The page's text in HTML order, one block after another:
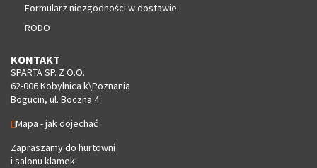
Formularz niezgodności w dostawie
RODO
KONTAKT
SPARTA SP. Z O.O.
62-006 Kobylnica k\Poznania
Bogucin, ul. Boczna 4
Mapa - jak dojechać
Zapraszamy do hurtowni
i salonu klamek: